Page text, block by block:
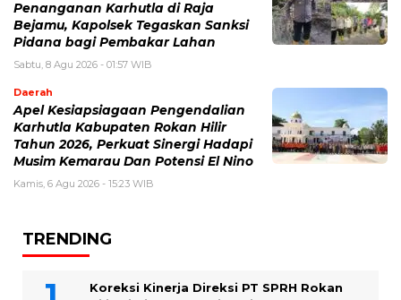
Penanganan Karhutla di Raja
Bejamu, Kapolsek Tegaskan Sanksi
Pidana bagi Pembakar Lahan
Sabtu, 8 Agu 2026 - 01:57 WIB
Daerah
Apel Kesiapsiagaan Pengendalian
Karhutla Kabupaten Rokan Hilir
Tahun 2026, Perkuat Sinergi Hadapi
Musim Kemarau Dan Potensi El Nino
Kamis, 6 Agu 2026 - 15:23 WIB
TRENDING
Koreksi Kinerja Direksi PT SPRH Rokan